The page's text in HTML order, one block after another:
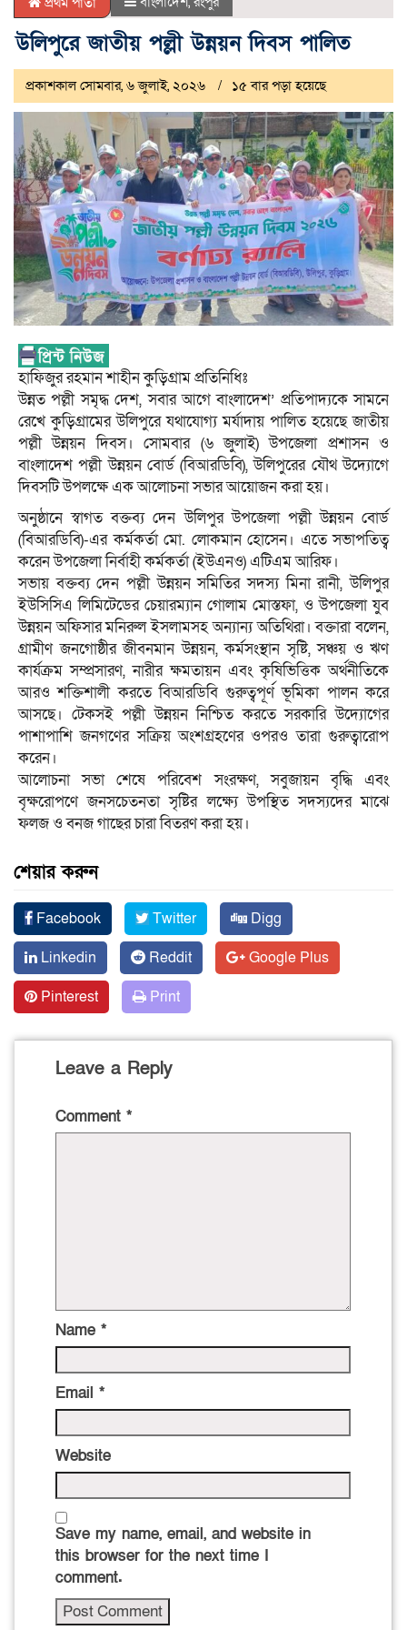
উলিপুরে জাতীয় পল্লী উন্নয়ন দিবস পালিত
প্রকাশকাল সোমবার, ৬ জুলাই, ২০২৬ ১৫ বার পড়া হয়েছে
হাফিজুর রহমান শাহীন কুড়িগ্রাম প্রতিনিধিঃ
উন্নত পল্লী সমৃদ্ধ দেশ, সবার আগে বাংলাদেশ’ প্রতিপাদ্যকে সামনে
রেখে কুড়িগ্রামের উলিপুরে যথাযোগ্য মর্যাদায় পালিত হয়েছে জাতীয়
পল্লী উন্নয়ন দিবস। সোমবার (৬ জুলাই) উপজেলা প্রশাসন ও
বাংলাদেশ পল্লী উন্নয়ন বোর্ড (বিআরডিবি), উলিপুরের যৌথ উদ্যোগে
দিবসটি উপলক্ষে এক আলোচনা সভার আয়োজন করা হয়।
অনুষ্ঠানে স্বাগত বক্তব্য দেন উলিপুর উপজেলা পল্লী উন্নয়ন বোর্ড
(বিআরডিবি)-এর কর্মকর্তা মো. লোকমান হোসেন। এতে সভাপতিত্ব
করেন উপজেলা নির্বাহী কর্মকর্তা (ইউএনও) এটিএম আরিফ।
সভায় বক্তব্য দেন পল্লী উন্নয়ন সমিতির সদস্য মিনা রানী, উলিপুর
ইউসিসিএ লিমিটেডের চেয়ারম্যান গোলাম মোস্তফা, ও উপজেলা যুব
উন্নয়ন অফিসার মনিরুল ইসলামসহ অন্যান্য অতিথিরা। বক্তারা বলেন,
গ্রামীণ জনগোষ্ঠীর জীবনমান উন্নয়ন, কর্মসংস্থান সৃষ্টি, সঞ্চয় ও ঋণ
কার্যক্রম সম্প্রসারণ, নারীর ক্ষমতায়ন এবং কৃষিভিত্তিক অর্থনীতিকে
আরও শক্তিশালী করতে বিআরডিবি গুরুত্বপূর্ণ ভূমিকা পালন করে
আসছে। টেকসই পল্লী উন্নয়ন নিশ্চিত করতে সরকারি উদ্যোগের
পাশাপাশি জনগণের সক্রিয় অংশগ্রহণের ওপরও তারা গুরুত্বারোপ
করেন।
আলোচনা সভা শেষে পরিবেশ সংরক্ষণ, সবুজায়ন বৃদ্ধি এবং
বৃক্ষরোপণে জনসচেতনতা সৃষ্টির লক্ষ্যে উপস্থিত সদস্যদের মাঝে
ফলজ ও বনজ গাছের চারা বিতরণ করা হয়।
শেয়ার করুন
Facebook Twitter
Digg
Linkedin
Reddit
Google Plus
Pinterest
Print
Leave a Reply
Comment *
Name *
Email *
Website
Save my name, email, and website in
this browser for the next time I
comment.